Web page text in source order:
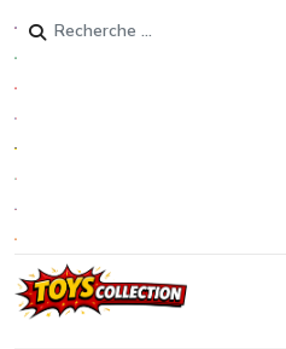
Rechercher